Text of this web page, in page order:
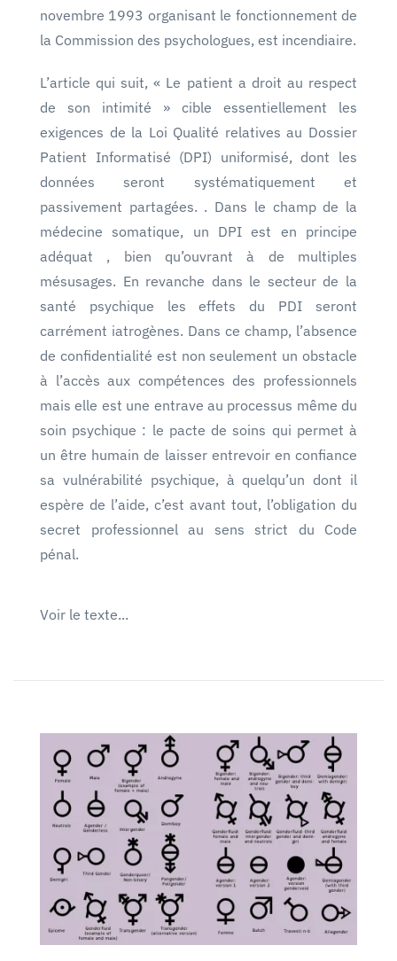
novembre 1993 organisant le fonctionnement de
la Commission des psychologues, est incendiaire.
L’article qui suit, « Le patient a droit au respect
de son intimité » cible essentiellement les
exigences de la Loi Qualité relatives au Dossier
Patient Informatisé (DPI) uniformisé, dont les
données seront systématiquement et
passivement partagées. . Dans le champ de la
médecine somatique, un DPI est en principe
adéquat , bien qu’ouvrant à de multiples
mésusages. En revanche dans le secteur de la
santé psychique les effets du PDI seront
carrément iatrogènes. Dans ce champ, l’absence
de confidentialité est non seulement un obstacle
à l’accès aux compétences des professionnels
mais elle est une entrave au processus même du
soin psychique : le pacte de soins qui permet à
un être humain de laisser entrevoir en confiance
sa vulnérabilité psychique, à quelqu’un dont il
espère de l’aide, c’est avant tout, l’obligation du
secret professionnel au sens strict du Code
pénal.
Voir le texte...